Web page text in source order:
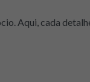
Aqui, cada